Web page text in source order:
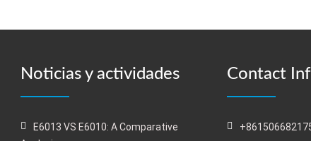
Noticias y actividades
E6013 VS E6010: A Comparative
Contact